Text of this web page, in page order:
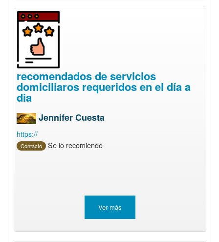
recomendados de servicios
domiciliaros requeridos en el día a
dia
Jennifer Cuesta
https://
Contacto Se lo recomiendo
Ver más